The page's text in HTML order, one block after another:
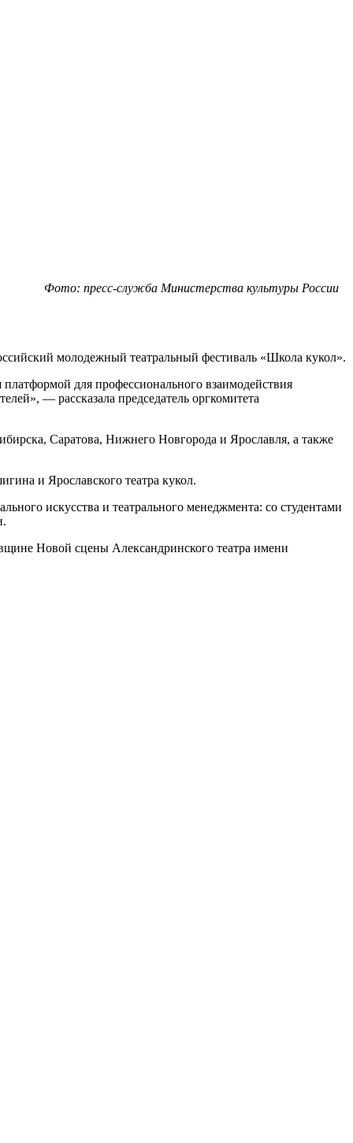
Фото: пресс-служба Министерства культуры России
молодежный театральный фестиваль «Школа кукол».
для профессионального взаимодействия
— рассказала председатель оргкомитета
Саратова, Нижнего Новгорода и Ярославля, а также
и Ярославского театра кукол.
искусства и театрального менеджмента: со студентами
Новой сцены Александринского театра имени